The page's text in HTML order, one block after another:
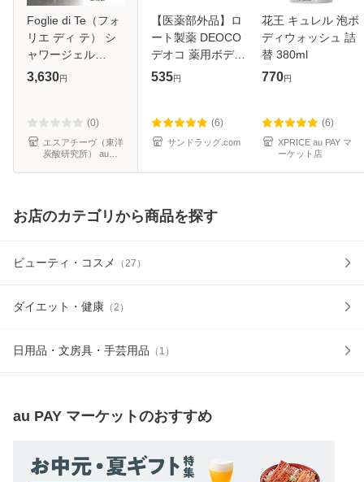
Foglie di Te（フォ
リエ ディ テ） シ
ャワージェル
250ml
3,630円
(0)
エスアチーヴ（東洋
炭酸研究所） au
【医薬部外品】ロ
ート製薬 DEOCO
デオコ 薬用ボディ
クレンズ 詰め替え
535円
(6)
サンドラッグ.com
花王 キュレル 泡ボ
ディウォッシュ 詰
替 380ml
770円
(6)
XPRICE au PAY マ
ーケット店
お店のカテゴリから商品を探す
ビューティ・コスメ （27 ）
ダイエット・健康 （2 ）
日用品・文房具・手芸用品 （ 1 ）
au PAY マーケットのおすすめ